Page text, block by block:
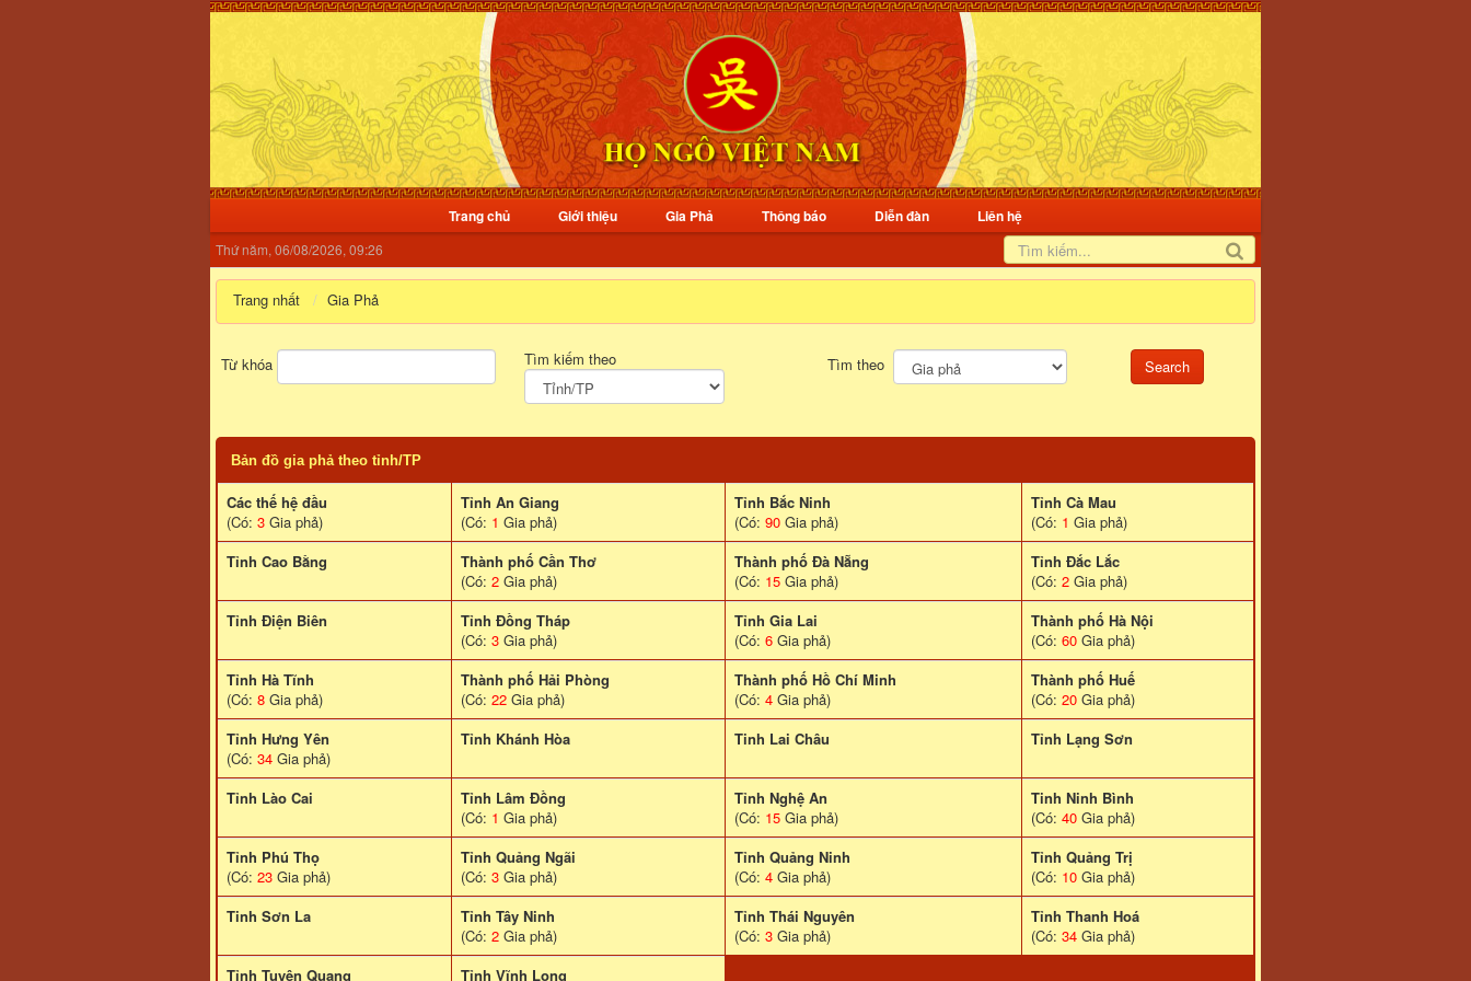
Trang chủ Giới thiệu Gia Phả Thông báo Diễn đàn Liên hệ
Thứ năm, 06/08/2026, 09:26
Trang nhất Gia Phả
Từ khóa Tìm kiếm theo Tìm theo
Bản đồ gia phả theo tỉnh/TP
Các thế hệ đầu
(Có: 3 Gia phả)
Tỉnh An Giang
(Có: 1 Gia phả)
Tỉnh Bắc Ninh
(Có: 90 Gia phả)
Tỉnh Cà Mau
(Có: 1 Gia phả)
Tỉnh Cao Bằng
Thành phố Cần Thơ
(Có: 2 Gia phả)
Thành phố Đà Nẵng
(Có: 15 Gia phả)
Tỉnh Đắc Lắc
(Có: 2 Gia phả)
Tỉnh Điện Biên
Tỉnh Đồng Tháp
(Có: 3 Gia phả)
Tỉnh Gia Lai
(Có: 6 Gia phả)
Thành phố Hà Nội
(Có: 60 Gia phả)
Tỉnh Hà Tĩnh
(Có: 8 Gia phả)
Thành phố Hải Phòng
(Có: 22 Gia phả)
Thành phố Hồ Chí Minh
(Có: 4 Gia phả)
Thành phố Huế
(Có: 20 Gia phả)
Tỉnh Hưng Yên
(Có: 34 Gia phả)
Tỉnh Khánh Hòa Tinh Lai Châu Tỉnh Lạng Sơn
Tỉnh Lào Cai
Tỉnh Lâm Đồng
(Có: 1 Gia phả)
Tỉnh Nghệ An
(Có: 15 Gia phả)
Tinh Ninh Bình
(Có: 40 Gia phả)
Tỉnh Phú Thọ
(Có: 23 Gia phả)
Tỉnh Quảng Ngãi
(Có: 3 Gia phả)
Tỉnh Quảng Ninh
(Có: 4 Gia phả)
Tỉnh Quảng Trị
(Có: 10 Gia phả)
Tinh Sơn La
Tỉnh Tây Ninh
(Có: 2 Gia phả)
Tỉnh Thái Nguyên
(Có: 3 Gia phả)
Tỉnh Thanh Hoá
(Có: 34 Gia phả)
Tỉnh Tuyên Quang
Tỉnh Vĩnh Long